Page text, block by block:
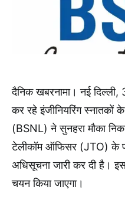
दैनिक खबरनामा। नई दिल्ली,
कर रहे इंजीनियरिंग स्नातकों
(BSNL) ने सुनहरा मौका
टेलीकॉम ऑफिसर (JTO) के
अधिसूचना जारी कर दी है।
चयन किया जाएगा।